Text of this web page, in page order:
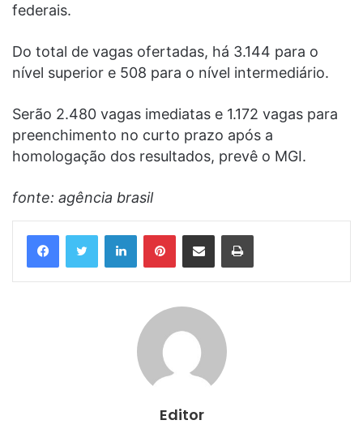
federais.
Do total de vagas ofertadas, há 3.144 para o
nível superior e 508 para o nível intermediário.
Serão 2.480 vagas imediatas e 1.172 vagas para
preenchimento no curto prazo após a
homologação dos resultados​, prevê o MGI.
fonte: agência brasil
LinkedinPinterestCompartilhar via e-mail Imprimir
Editor